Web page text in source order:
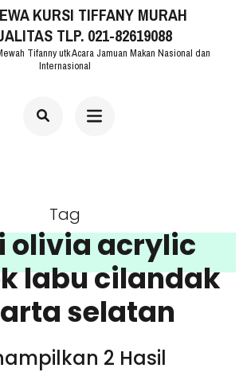
KURSI TIFFANY MURAH
TLP. 021-82619088
Tifanny utk Acara Jamuan Makan Nasional dan
Internasional
Tag
olivia acrylic
labu cilandak
selatan
2 Hasil